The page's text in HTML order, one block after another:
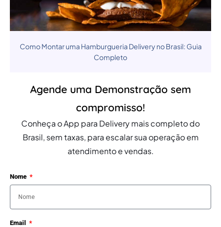
Como Montar uma Hamburgueria Delivery no Brasil: Guia
Completo
Agende uma Demonstração sem
compromisso!
Conheça o App para Delivery mais completo do
Brasil, sem taxas, para escalar sua operação em
atendimento e vendas.
Nome
Email